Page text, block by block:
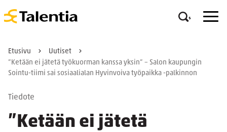
Etusivu
Uutiset
”Ketään ei jätetä työkuorman kanssa yksin” – Salon kaupungin
Sointu-tiimi sai sosiaalialan Hyvinvoiva työpaikka -palkinnon
Tiedote
”Ketään ei jätetä